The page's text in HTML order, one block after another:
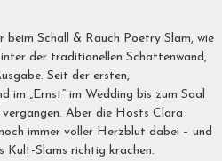
beim Schall & Rauch Poetry Slam, wie
der traditionellen Schattenwand,
Seit der ersten,
im „Ernst“ im Wedding bis zum Saal
Aber die Hosts Clara
immer voller Herzblut dabei – und
Kult-Slams richtig krachen.